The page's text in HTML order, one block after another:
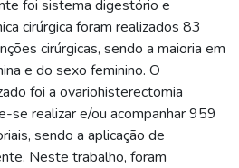
foi sistema digestório e
cirúrgica foram realizados 83
cirúrgicas, sendo a maioria em
e do sexo feminino. O
foi a ovariohisterectomia
se realizar e/ou acompanhar 959
sendo a aplicação de
Neste trabalho, foram